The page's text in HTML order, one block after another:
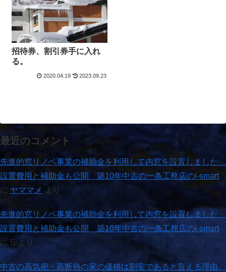
招待券、割引券手に入れ
る。
2020.04.19 2023.09.23
最近のコメント
先進的窓リノベ事業の補助金を利用して内窓を設置しました
設置費用と補助金も公開 築10年中古の一条工務店のi-smart
に ヤママメ より
先進的窓リノベ事業の補助金を利用して内窓を設置しました
設置費用と補助金も公開 築10年中古の一条工務店のi-smart
に S より
中古の高気密・高断熱の家の価格は割安であると言える理由。